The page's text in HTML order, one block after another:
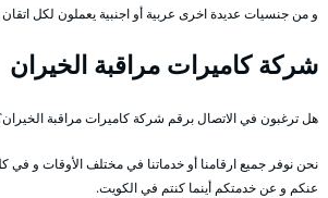
و من جنسيات عديدة اخرى عربية أو اجنبية يعملون لكل
شركة كاميرات مراقبة الخيران
هل ترغبون في الاتصال برقم شركة كاميرات مراقبة
نحن نوفر جميع ارقامنا أو خدماتنا في مختلف الأوقات و في
عنكم و عن خدمتكم أينما كنتم في الكويت.